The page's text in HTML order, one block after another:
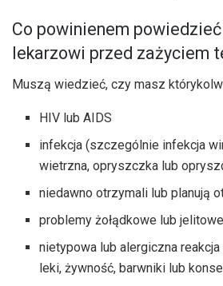
Co powinienem
lekarzowi przed zażyciem
Muszą wiedzieć, czy masz
HIV lub AIDS
infekcja (szczególnie infekcja
wietrzna, opryszczka lub
niedawno otrzymali lub planują
problemy żołądkowe lub jelitowe
nietypowa lub alergiczna
leki, żywność, barwniki lub